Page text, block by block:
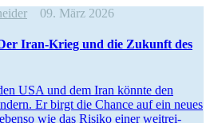
09. März 2026
Iran-Krieg und die Zukunft des
USA und dem Iran könnte den
Er birgt die Chance auf ein neues
wie das Risiko einer weitrei­